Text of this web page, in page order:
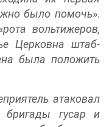
было помочь».
рота вольтижеров,
Церковна штаб-
была положить
атаковал
бригады гусар и